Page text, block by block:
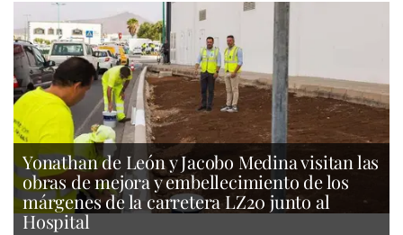
Yonathan de León y Jacobo Medina visitan las
obras de mejora y embellecimiento de los
márgenes de la carretera LZ20 junto al
Hospital